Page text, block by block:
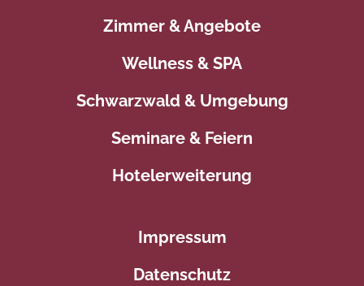
Zimmer & Angebote
Wellness & SPA
Schwarzwald & Umgebung
Seminare & Feiern
Hotelerweiterung
Impressum
Datenschutz